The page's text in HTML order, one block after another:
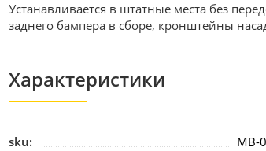
Устанавливается в штатные места без
заднего бампера в сборе, кронштейны
Характеристики
sku:
MB-